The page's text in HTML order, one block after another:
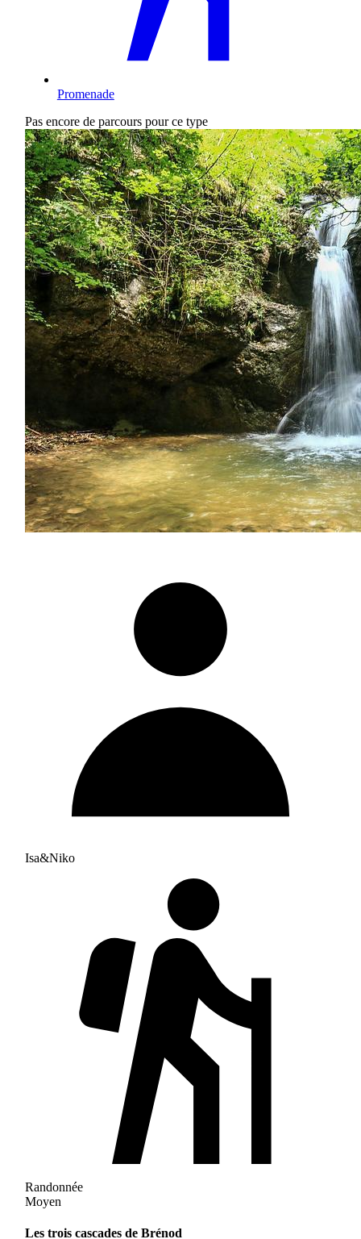
Promenade
Pas encore de parcours pour ce type
Isa&Niko
Randonnée
Moyen
Les trois cascades de Brénod